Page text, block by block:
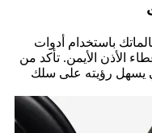
باستخدام أدوات
الأذن الأيمن. تأكد من
يسهل رؤيته على سلك